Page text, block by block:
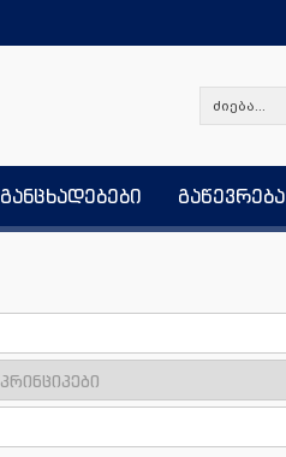
განცხადებები გაწევრება